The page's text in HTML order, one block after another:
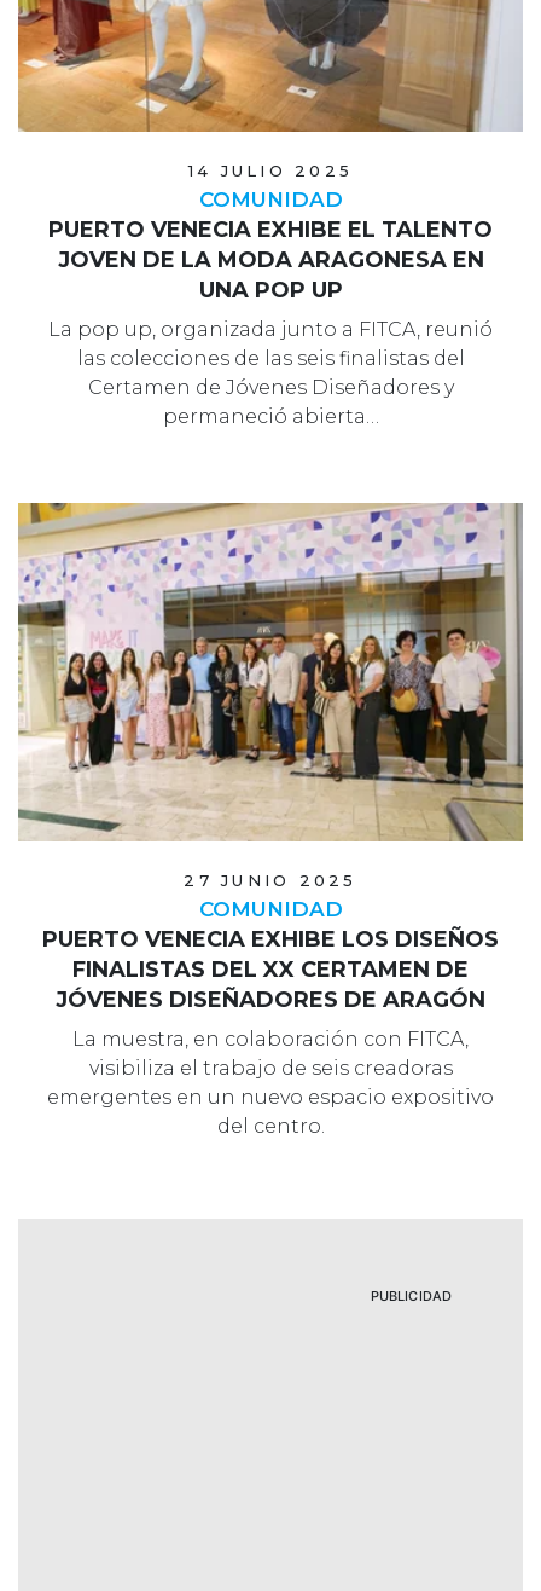
14 JULIO 2025
COMUNIDAD
PUERTO VENECIA EXHIBE EL TALENTO
JOVEN DE LA MODA ARAGONESA EN
UNA POP UP
La pop up, organizada junto a FITCA, reunió
las colecciones de las seis finalistas del
Certamen de Jóvenes Diseñadores y
permaneció abierta…
27 JUNIO 2025
COMUNIDAD
PUERTO VENECIA EXHIBE LOS DISEÑOS
FINALISTAS DEL XX CERTAMEN DE
JÓVENES DISEÑADORES DE ARAGÓN
La muestra, en colaboración con FITCA,
visibiliza el trabajo de seis creadoras
emergentes en un nuevo espacio expositivo
del centro.
PUBLICIDAD